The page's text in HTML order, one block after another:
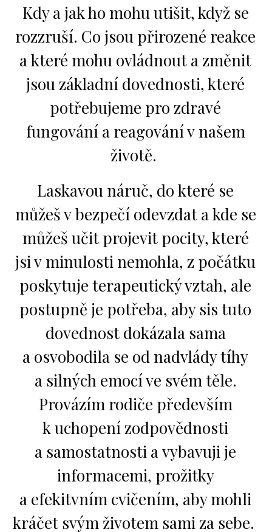
Kdy a jak ho mohu utišit, když se
rozzruší. Co jsou přirozené reakce
a které mohu ovládnout a změnit
jsou základní dovednosti, které
potřebujeme pro zdravé
fungování a reagování v našem
životě.
Laskavou náruč, do které se
můžeš v bezpečí odevzdat a kde se
můžeš učit projevit pocity, které
jsi v minulosti nemohla, z počátku
poskytuje terapeutický vztah, ale
postupně je potřeba, aby sis tuto
dovednost dokázala sama
a osvobodila se od nadvlády tíhy
a silných emocí ve svém těle.
Provázím rodiče především
k uchopení zodpovědnosti
a samostatnosti a vybavuji je
informacemi, prožitky
a efekitvním cvičením, aby mohli
kráčet svým životem sami za sebe.